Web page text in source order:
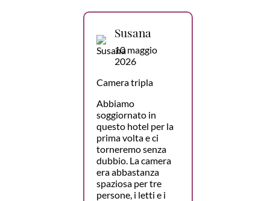
Susana
10 maggio
2026
Camera tripla
Abbiamo
soggiornato in
questo hotel per la
prima volta e ci
torneremo senza
dubbio. La camera
era abbastanza
spaziosa per tre
persone, i letti e i